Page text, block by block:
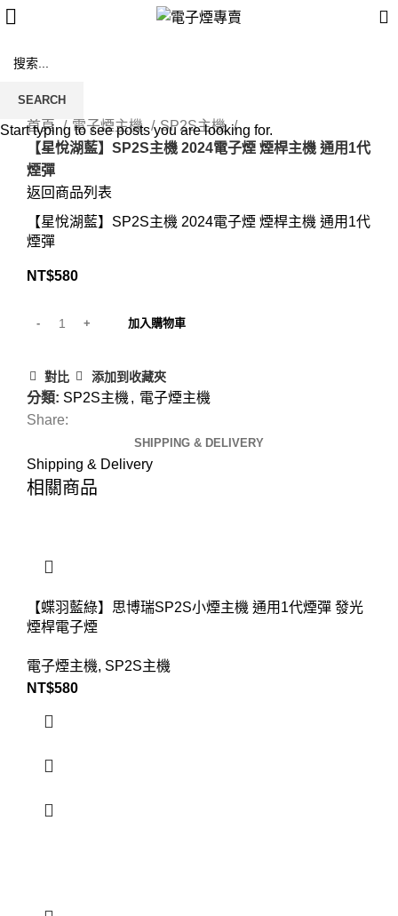
Click to enlarge
首頁
電子煙主機
SP2S主機
【星悅湖藍】SP2S主機 2024電子煙 煙桿主機 通用1代
煙彈
返回商品列表
【星悅湖藍】SP2S主機 2024電子煙 煙桿主機 通用1代
煙彈
NT$580
加入購物車
對比 添加到收藏夾
分類: SP2S主機 , 電子煙主機
Share:
SHIPPING & DELIVERY
Shipping & Delivery
相關商品
【蝶羽藍綠】思博瑞SP2S小煙主機 通用1代煙彈 發光
煙桿電子煙
電子煙主機, SP2S主機
NT$580
SEARCH
Start typing to see posts you are looking for.